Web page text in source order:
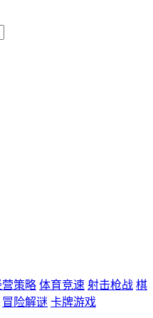
营策略 体育竞速 射击枪战 棋
冒险解谜 卡牌游戏